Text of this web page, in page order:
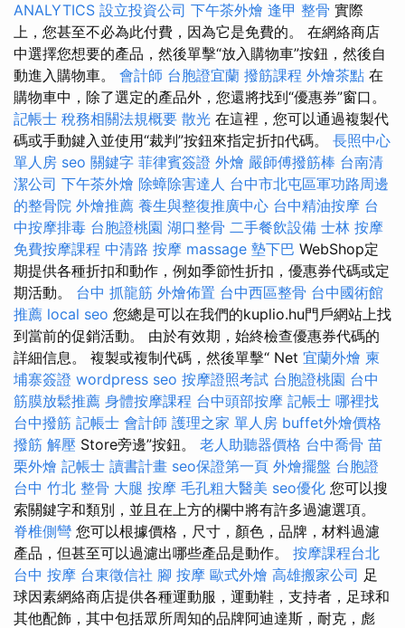
ANALYTICS 設立投資公司 下午茶外燴 逢甲 整骨 實際
上，您甚至不必為此付費，因為它是免費的。 在網絡商店
中選擇您想要的產品，然後單擊“放入購物車”按鈕，然後自
動進入購物車。 會計師 台胞證宜蘭 撥筋課程 外燴茶點 在
購物車中，除了選定的產品外，您還將找到“優惠券”窗口。
記帳士 稅務相關法規概要 散光 在這裡，您可以通過複製代
碼或手動鍵入並使用“裁判”按鈕來指定折扣代碼。 長照中心
單人房 seo 關鍵字 菲律賓簽證 外燴 嚴師傅撥筋棒 台南清
潔公司 下午茶外燴 除蟑除害達人 台中市北屯區軍功路周邊
的整骨院 外燴推薦 養生與整復推廣中心 台中精油按摩 台
中按摩排毒 台胞證桃園 湖口整骨 二手餐飲設備 士林 按摩
免費按摩課程 中清路 按摩 massage 墊下巴 WebShop定
期提供各種折扣和動作，例如季節性折扣，優惠券代碼或定
期活動。 台中 抓龍筋 外燴佈置 台中西區整骨 台中國術館
推薦 local seo 您總是可以在我們的kuplio.hu門戶網站上找
到當前的促銷活動。 由於有效期，始終檢查優惠券代碼的
詳細信息。 複製或複制代碼，然後單擊“ Net 宜蘭外燴 柬
埔寨簽證 wordpress seo 按摩證照考試 台胞證桃園 台中
筋膜放鬆推薦 身體按摩課程 台中頭部按摩 記帳士 哪裡找
台中撥筋 記帳士 會計師 護理之家 單人房 buffet外燴價格
撥筋 解壓 Store旁邊”按鈕。 老人助聽器價格 台中喬骨 苗
栗外燴 記帳士 讀書計畫 seo保證第一頁 外燴擺盤 台胞證
台中 竹北 整骨 大腿 按摩 毛孔粗大醫美 seo優化 您可以搜
索關鍵字和類別，並且在上方的欄中將有許多過濾選項。
脊椎側彎 您可以根據價格，尺寸，顏色，品牌，材料過濾
產品，但甚至可以過濾出哪些產品是動作。 按摩課程台北
台中 按摩 台東徵信社 腳 按摩 歐式外燴 高雄搬家公司 足
球因素網絡商店提供各種運動服，運動鞋，支持者，足球和
其他配飾，其中包括眾所周知的品牌阿迪達斯，耐克，彪